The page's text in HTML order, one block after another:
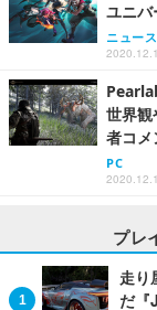
ユニバ
ニュース
世界観
者コメ
PC
プレ
走り
だ『